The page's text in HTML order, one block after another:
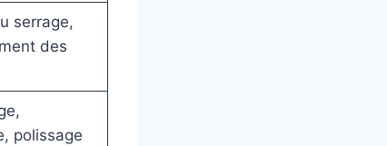
serrage,
des
polissage